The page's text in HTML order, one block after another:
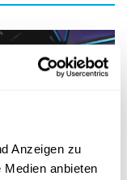
Anzeigen zu
anbieten